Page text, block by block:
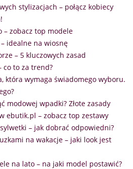
stylizacjach – połącz kobiecy
– zobacz top modele
idealne na wiosnę
– 5 kluczowych zasad
co to za trend?
która wymaga świadomego wyboru.
modowej wpadki? Złote zasady
ebutik.pl – zobacz top zestawy
– jak dobrać odpowiedni?
na wakacje – jaki look jest
na lato – na jaki model postawić?